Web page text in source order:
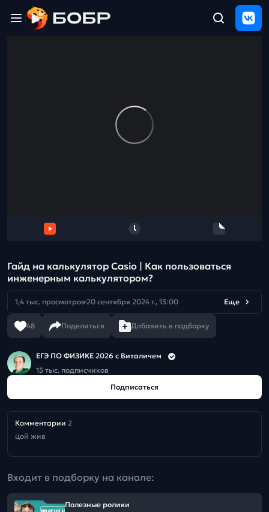
Гайд на калькулятор Casio | Как пользоваться
инженерным калькулятором?
1,4 тыс. просмотров 20 сентября 2024 г., 13:00 Еще
48 Поделиться Добавить в подборку
ЕГЭ ПО ФИЗИКЕ 2026 с Виталичем
15 тыс. подписчиков
Подписаться
Комментарии 2
цой жив
Входит в подборку на канале:
Полезные ролики